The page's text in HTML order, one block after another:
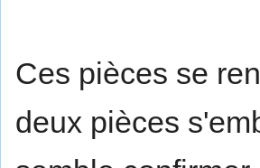
Ces pièces se
deux pièces